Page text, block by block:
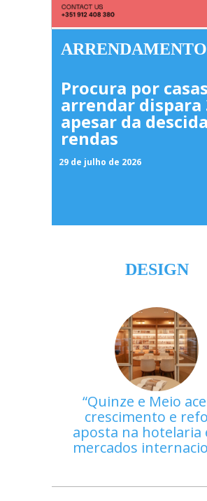
ARRENDAMENTO
Procura por
arrendar dispara
apesar da
rendas
29 de julho de 2026
DESIGN
Quinze e Meio
crescimento e
aposta na hotelaria
mercados